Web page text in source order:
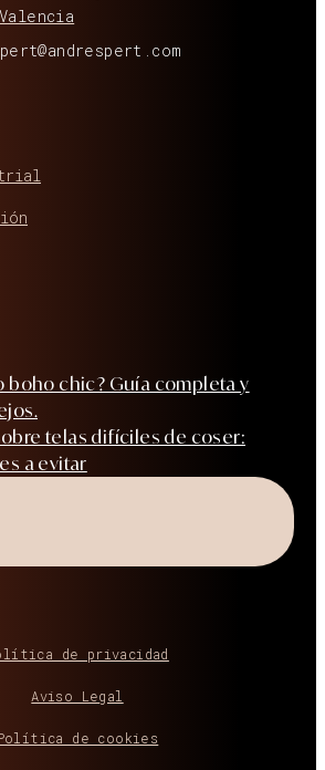
boho chic? Guía completa y
telas difíciles de coser:
a evitar
de privacidad
Aviso Legal
de cookies